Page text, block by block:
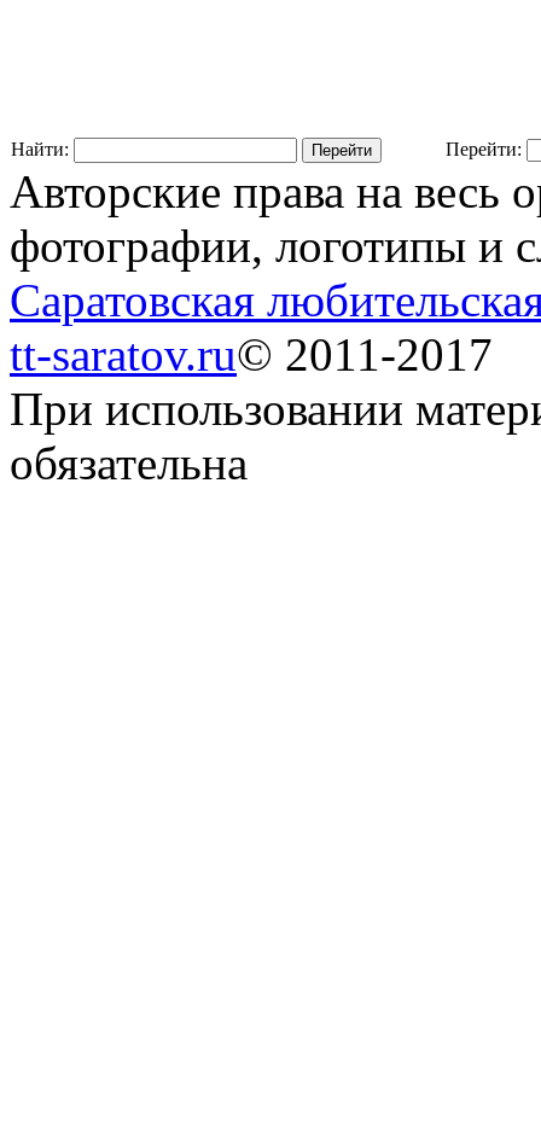
Найти: Перейти:
Авторские права на весь
фотографии, логотипы и
Саратовская
tt-saratov.ru© 2011-2017
При использовании
обязательна